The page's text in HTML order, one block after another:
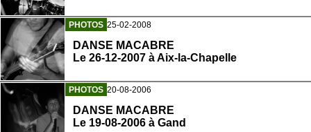
PHOTOS 25-02-2008
DANSE MACABRE
Le 26-12-2007 à Aix-la-Chapelle
PHOTOS 20-08-2006
DANSE MACABRE
Le 19-08-2006 à Gand